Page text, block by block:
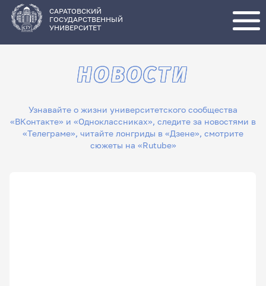
основному
содержанию
САРАТОВСКИЙ
ГОСУДАРСТВЕННЫЙ
УНИВЕРСИТЕТ
Узнавайте о жизни университетского сообщества
«ВКонтакте» и «Одноклассниках», следите за новостями в
«Телеграме», читайте лонгриды в «Дзене», смотрите
сюжеты на «Rutube»
НОВОСТИ